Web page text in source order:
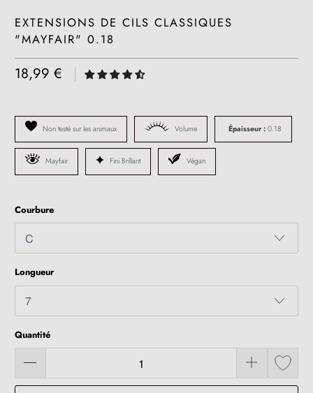
EXTENSIONS DE CILS CLASSIQUES
"MAYFAIR" 0.18
18,99 € |
Non testé sur les animaux Volume Épaisseur :0.18
Mayfair Fini Brillant Végan
Courbure
Longueur
Quantité